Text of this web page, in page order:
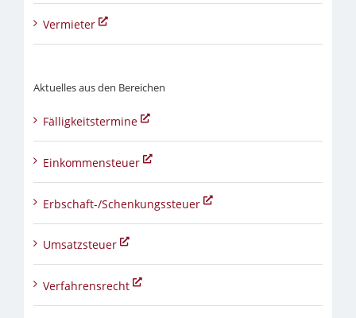
Vermieter
Aktuelles aus den Bereichen
Fälligkeitstermine
Einkommensteuer
Erbschaft-/Schenkungssteuer
Umsatzsteuer
Verfahrensrecht